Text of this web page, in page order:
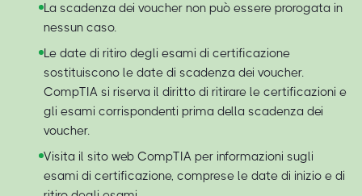
La scadenza dei voucher non può essere prorogata in
nessun caso.
Le date di ritiro degli esami di certificazione
sostituiscono le date di scadenza dei voucher.
CompTIA si riserva il diritto di ritirare le certificazioni e
gli esami corrispondenti prima della scadenza dei
voucher.
Visita il sito web CompTIA per informazioni sugli
esami di certificazione, comprese le date di inizio e di